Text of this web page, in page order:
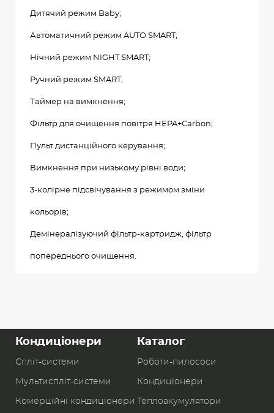
Дитячий режим Baby;
Автоматичний режим AUTO SMART;
Нічний режим NIGHT SMART;
Ручний режим SMART;
Таймер на вимкнення;
Фільтр для очищення повітря HEPA+Carbon;
Пульт дистанційного керування;
Вимкнення при низькому рівні води;
3-колірне підсвічування з режимом зміни
кольорів;
Демінералізуючий фільтр-картридж, фільтр
попереднього очищення.
Кондиціонери
Спліт-системи
Мультиспліт-системи
Комерційні кондиціонери
Каталог
Роботи-пилоcоси
Кондиціонери
Теплоакумулятори